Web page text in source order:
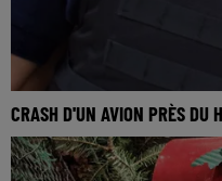
CRASH D'UN AVION PRÈS DU